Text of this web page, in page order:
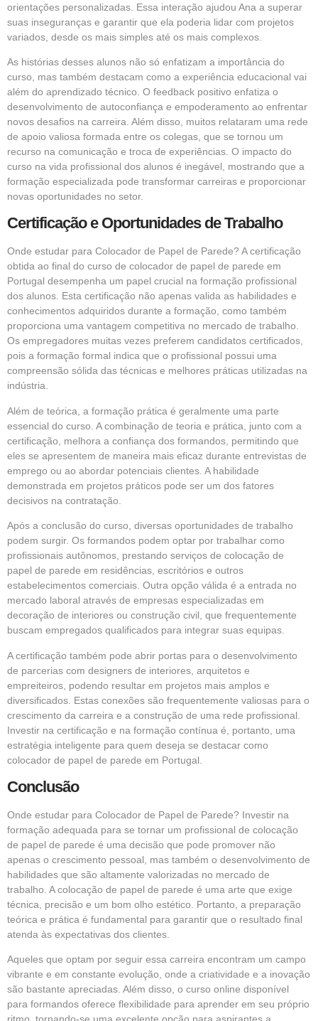
orientações personalizadas. Essa interação ajudou Ana a superar
suas inseguranças e garantir que ela poderia lidar com projetos
variados, desde os mais simples até os mais complexos.
As histórias desses alunos não só enfatizam a importância do
curso, mas também destacam como a experiência educacional vai
além do aprendizado técnico. O feedback positivo enfatiza o
desenvolvimento de autoconfiança e empoderamento ao enfrentar
novos desafios na carreira. Além disso, muitos relataram uma rede
de apoio valiosa formada entre os colegas, que se tornou um
recurso na comunicação e troca de experiências. O impacto do
curso na vida profissional dos alunos é inegável, mostrando que a
formação especializada pode transformar carreiras e proporcionar
novas oportunidades no setor.
Certificação e Oportunidades de Trabalho
Onde estudar para Colocador de Papel de Parede? A certificação
obtida ao final do curso de colocador de papel de parede em
Portugal desempenha um papel crucial na formação profissional
dos alunos. Esta certificação não apenas valida as habilidades e
conhecimentos adquiridos durante a formação, como também
proporciona uma vantagem competitiva no mercado de trabalho.
Os empregadores muitas vezes preferem candidatos certificados,
pois a formação formal indica que o profissional possui uma
compreensão sólida das técnicas e melhores práticas utilizadas na
indústria.
Além de teórica, a formação prática é geralmente uma parte
essencial do curso. A combinação de teoria e prática, junto com a
certificação, melhora a confiança dos formandos, permitindo que
eles se apresentem de maneira mais eficaz durante entrevistas de
emprego ou ao abordar potenciais clientes. A habilidade
demonstrada em projetos práticos pode ser um dos fatores
decisivos na contratação.
Após a conclusão do curso, diversas oportunidades de trabalho
podem surgir. Os formandos podem optar por trabalhar como
profissionais autônomos, prestando serviços de colocação de
papel de parede em residências, escritórios e outros
estabelecimentos comerciais. Outra opção válida é a entrada no
mercado laboral através de empresas especializadas em
decoração de interiores ou construção civil, que frequentemente
buscam empregados qualificados para integrar suas equipas.
A certificação também pode abrir portas para o desenvolvimento
de parcerias com designers de interiores, arquitetos e
empreiteiros, podendo resultar em projetos mais amplos e
diversificados. Estas conexões são frequentemente valiosas para o
crescimento da carreira e a construção de uma rede profissional.
Investir na certificação e na formação contínua é, portanto, uma
estratégia inteligente para quem deseja se destacar como
colocador de papel de parede em Portugal.
Conclusão
Onde estudar para Colocador de Papel de Parede? Investir na
formação adequada para se tornar um profissional de colocação
de papel de parede é uma decisão que pode promover não
apenas o crescimento pessoal, mas também o desenvolvimento de
habilidades que são altamente valorizadas no mercado de
trabalho. A colocação de papel de parede é uma arte que exige
técnica, precisão e um bom olho estético. Portanto, a preparação
teórica e prática é fundamental para garantir que o resultado final
atenda às expectativas dos clientes.
Aqueles que optam por seguir essa carreira encontram um campo
vibrante e em constante evolução, onde a criatividade e a inovação
são bastante apreciadas. Além disso, o curso online disponível
para formandos oferece flexibilidade para aprender em seu próprio